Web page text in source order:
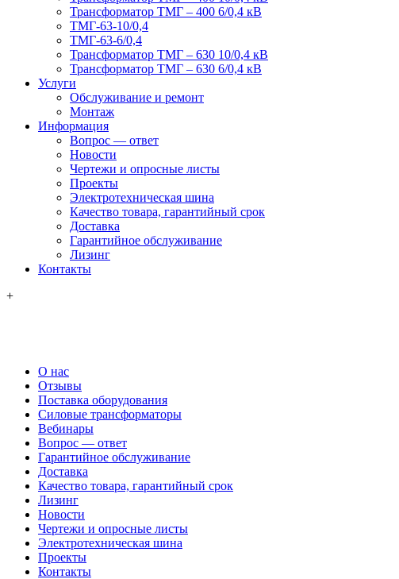
Трансформатор ТМГ – 400 6/0,4 кВ
ТМГ-63-10/0,4
ТМГ-63-6/0,4
Трансформатор ТМГ – 630 10/0,4 кВ
Трансформатор ТМГ – 630 6/0,4 кВ
Услуги
Обслуживание и ремонт
Монтаж
Информация
Вопрос — ответ
Новости
Чертежи и опросные листы
Проекты
Электротехническая шина
Качество товара, гарантийный срок
Доставка
Гарантийное обслуживание
Лизинг
Контакты
+
О нас
Отзывы
Поставка оборудования
Силовые трансформаторы
Вебинары
Вопрос — ответ
Гарантийное обслуживание
Доставка
Качество товара, гарантийный срок
Лизинг
Новости
Чертежи и опросные листы
Электротехническая шина
Проекты
Контакты